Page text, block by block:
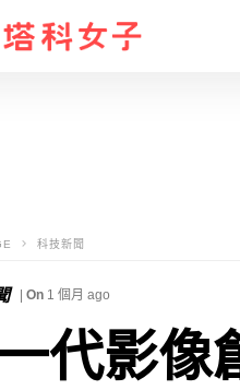
科技新聞
| On 1 個月 ago
代影像